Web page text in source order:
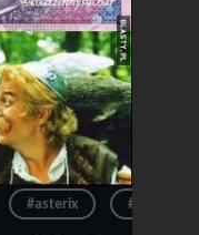
#asterix #pieniądz